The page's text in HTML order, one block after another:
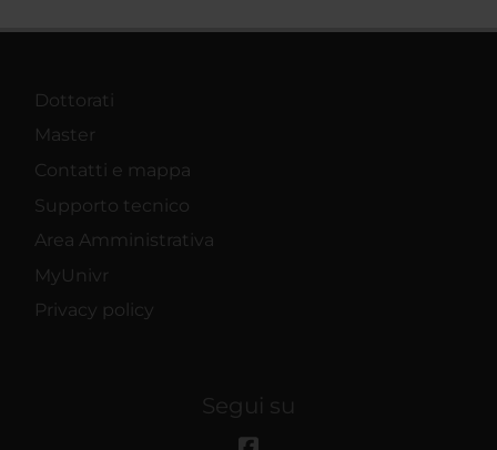
Dottorati
Master
Contatti e mappa
Supporto tecnico
Area Amministrativa
MyUnivr
Privacy policy
Segui su